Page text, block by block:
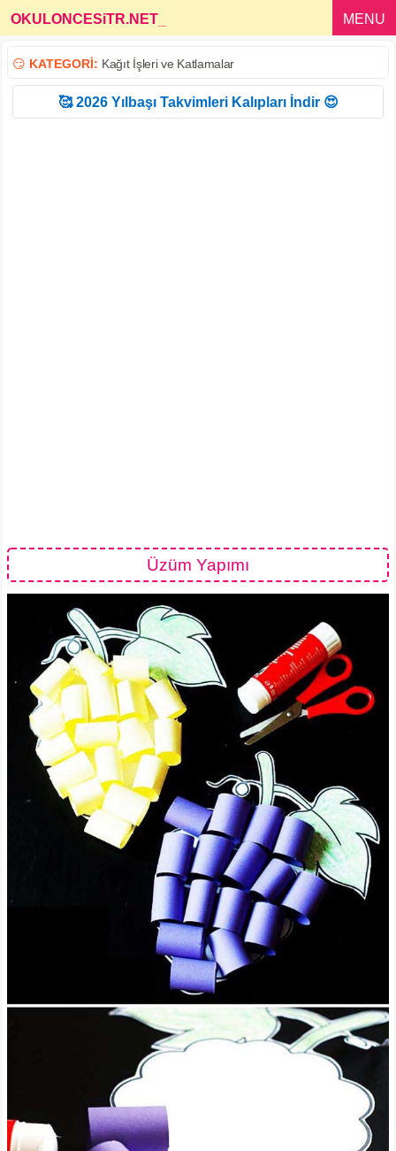
OKULONCESiTR.NET MENU
😏 KATEGORİ: Kağıt İşleri ve Katlamalar
🥰 2026 Yılbaşı Takvimleri Kalıpları İndir 😍
Üzüm Yapımı